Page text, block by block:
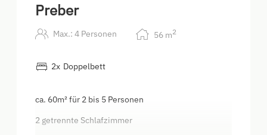
Preber
Max.: 4 Personen 56 m2
2x Doppelbett
ca. 60m² für 2 bis 5 Personen
2 getrennte Schlafzimmer